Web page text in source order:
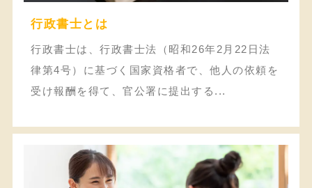
行政書士とは
行政書士は、行政書士法（昭和26年2月22日法
律第4号）に基づく国家資格者で、他人の依頼を
受け報酬を得て、官公署に提出する...